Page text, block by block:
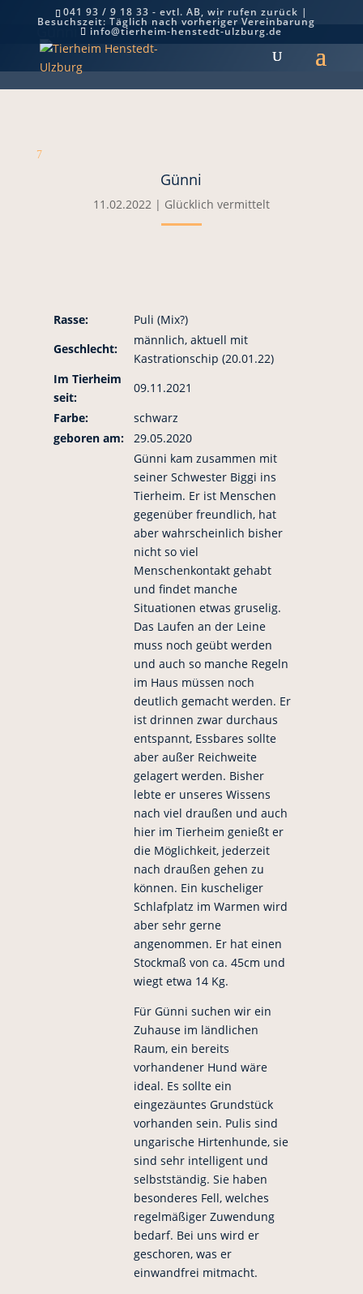
041 93 / 9 18 33 - evtl. AB, wir rufen zurück |
Besuchszeit: Täglich nach vorheriger Vereinbarung
info@tierheim-henstedt-ulzburg.de
Günni
7
Günni
11.02.2022| Glücklich vermittelt
Rasse:
Puli (Mix?)
Geschlecht:
männlich, aktuell mit
Kastrationschip (20.01.22)
Im Tierheim
seit:
09.11.2021
Farbe:
schwarz
geboren am:
29.05.2020
Günni kam zusammen mit
seiner Schwester Biggi ins
Tierheim. Er ist Menschen
gegenüber freundlich, hat
aber wahrscheinlich bisher
nicht so viel
Menschenkontakt gehabt
und findet manche
Situationen etwas gruselig.
Das Laufen an der Leine
muss noch geübt werden
und auch so manche Regeln
im Haus müssen noch
deutlich gemacht werden. Er
ist drinnen zwar durchaus
entspannt, Essbares sollte
aber außer Reichweite
gelagert werden. Bisher
lebte er unseres Wissens
nach viel draußen und auch
hier im Tierheim genießt er
die Möglichkeit, jederzeit
nach draußen gehen zu
können. Ein kuscheliger
Schlafplatz im Warmen wird
aber sehr gerne
angenommen. Er hat einen
Stockmaß von ca. 45cm und
wiegt etwa 14 Kg.
Für Günni suchen wir ein
Zuhause im ländlichen
Raum, ein bereits
vorhandener Hund wäre
ideal. Es sollte ein
eingezäuntes Grundstück
vorhanden sein. Pulis sind
ungarische Hirtenhunde, sie
sind sehr intelligent und
selbstständig. Sie haben
besonderes Fell, welches
regelmäßiger Zuwendung
bedarf. Bei uns wird er
geschoren, was er
einwandfrei mitmacht.